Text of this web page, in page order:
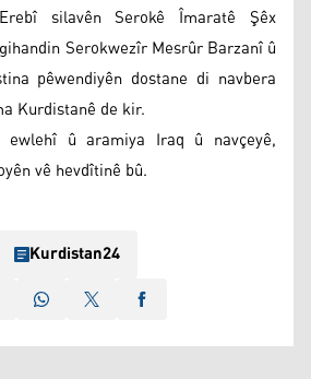
silavên Serokê Îmaratê Şêx
Serokwezîr Mesrûr Barzanî û
pêwendiyên dostane di navbera
Kurdistanê de kir.
ewlehî û aramiya Iraq û navçeyê,
vê hevdîtinê bû.
Kurdistan24